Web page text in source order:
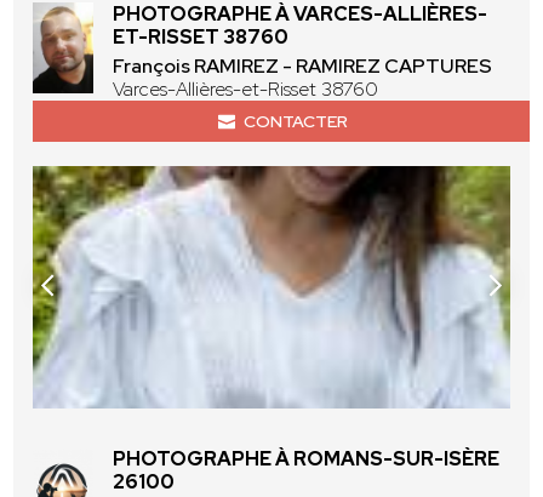
PHOTOGRAPHE À VARCES-ALLIÈRES-
ET-RISSET 38760
François RAMIREZ - RAMIREZ CAPTURES
Varces-Allières-et-Risset 38760
CONTACTER
PHOTOGRAPHE À ROMANS-SUR-ISÈRE
26100